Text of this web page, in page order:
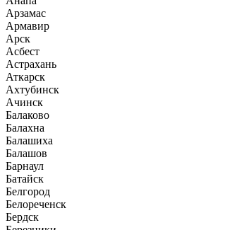
Арзамас
Армавир
Арск
Асбест
Астрахань
Аткарск
Ахтубинск
Ачинск
Балаково
Балахна
Балашиха
Балашов
Барнаул
Батайск
Белгород
Белореченск
Бердск